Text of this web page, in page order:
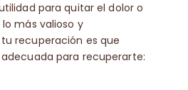
Español
para quitar el dolor o
más valioso y
recuperación es que
para recuperarte: